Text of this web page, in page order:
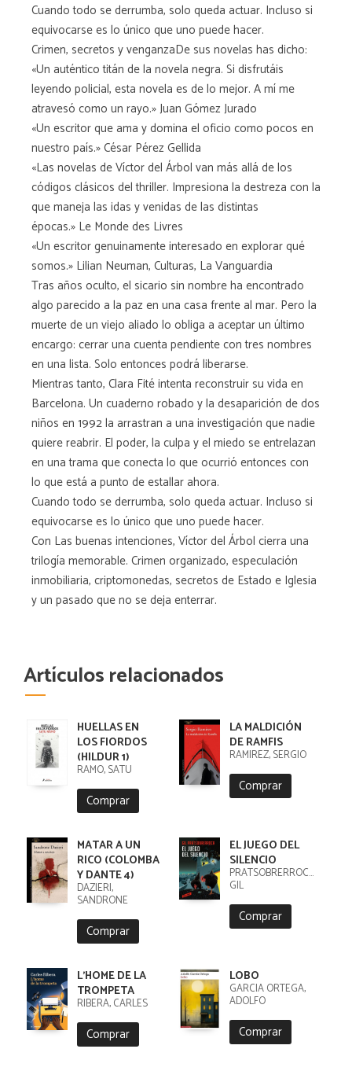
Cuando todo se derrumba, solo queda actuar. Incluso si
equivocarse es lo único que uno puede hacer.
Crimen, secretos y venganzaDe sus novelas has dicho:
«Un auténtico titán de la novela negra. Si disfrutáis
leyendo policial, esta novela es de lo mejor. A mí me
atravesó como un rayo.» Juan Gómez Jurado
«Un escritor que ama y domina el oficio como pocos en
nuestro país.» César Pérez Gellida
«Las novelas de Víctor del Árbol van más allá de los
códigos clásicos del thriller. Impresiona la destreza con la
que maneja las idas y venidas de las distintas
épocas.» Le Monde des Livres
«Un escritor genuinamente interesado en explorar qué
somos.» Lilian Neuman, Culturas, La Vanguardia
Tras años oculto, el sicario sin nombre ha encontrado
algo parecido a la paz en una casa frente al mar. Pero la
muerte de un viejo aliado lo obliga a aceptar un último
encargo: cerrar una cuenta pendiente con tres nombres
en una lista. Solo entonces podrá liberarse.
Mientras tanto, Clara Fité intenta reconstruir su vida en
Barcelona. Un cuaderno robado y la desaparición de dos
niños en 1992 la arrastran a una investigación que nadie
quiere reabrir. El poder, la culpa y el miedo se entrelazan
en una trama que conecta lo que ocurrió entonces con
lo que está a punto de estallar ahora.
Cuando todo se derrumba, solo queda actuar. Incluso si
equivocarse es lo único que uno puede hacer.
Con Las buenas intenciones, Víctor del Árbol cierra una
trilogía memorable. Crimen organizado, especulación
inmobiliaria, criptomonedas, secretos de Estado e Iglesia
y un pasado que no se deja enterrar.
Artículos relacionados
HUELLAS EN
LOS FIORDOS
(HILDUR 1)
RÄMÖ, SATU
Comprar
LA MALDICIÓN
DE RAMFIS
RAMIREZ, SERGIO
Comprar
MATAR A UN
RICO (COLOMBA
Y DANTE 4)
DAZIERI,
SANDRONE
Comprar
EL JUEGO DEL
SILENCIO
PRATSOBRERROCA,
GIL
Comprar
L'HOME DE LA
TROMPETA
RIBERA, CARLES
Comprar
LOBO
GARCIA ORTEGA,
ADOLFO
Comprar